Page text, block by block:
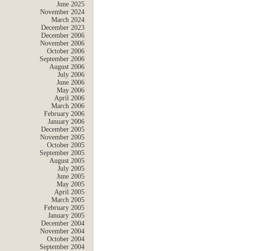
June 2025
November 2024
March 2024
December 2023
December 2006
November 2006
October 2006
September 2006
August 2006
July 2006
June 2006
May 2006
April 2006
March 2006
February 2006
January 2006
December 2005
November 2005
October 2005
September 2005
August 2005
July 2005
June 2005
May 2005
April 2005
March 2005
February 2005
January 2005
December 2004
November 2004
October 2004
September 2004